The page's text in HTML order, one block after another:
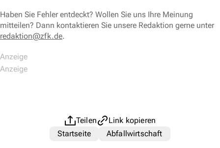
Haben Sie Fehler entdeckt? Wollen Sie uns Ihre Meinung
mitteilen? Dann kontaktieren Sie unsere Redaktion gerne unter
redaktion@zfk.de.
Teilen
Link kopieren
Startseite
Abfallwirtschaft